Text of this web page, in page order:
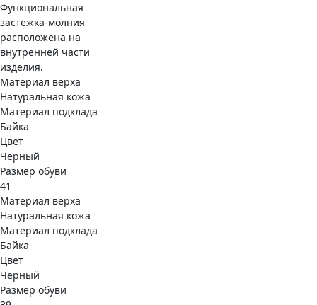
Функциональная
застежка-молния
расположена на
внутренней части
изделия.
Материал верха
Натуральная кожа
Материал подклада
Байка
Цвет
Черный
Размер обуви
41
Материал верха
Натуральная кожа
Материал подклада
Байка
Цвет
Черный
Размер обуви